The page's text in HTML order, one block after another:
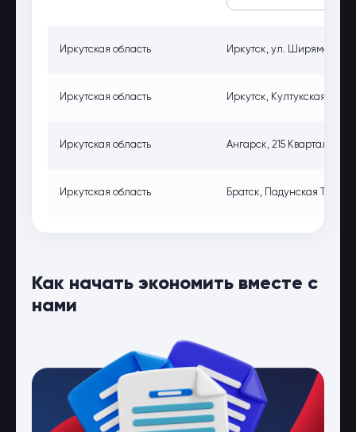
Иркутская область Иркутск, ул. Ширямова,
Иркутская область Иркутск, Култукская ул.,
Иркутская область Ангарск, 215 Квартал ул.,
Иркутская область Братск, Падунская
Как начать экономить вместе с
нами